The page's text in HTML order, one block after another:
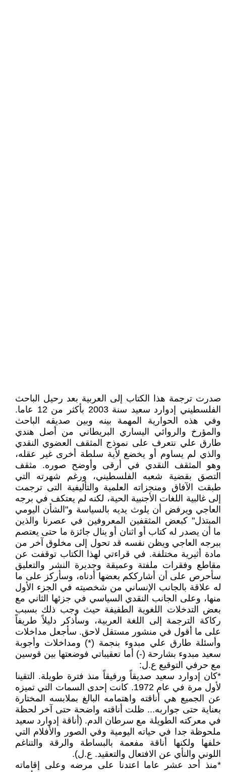
صدرت ترجمة هذا الكتاب إلى العربية بعد رحيل الباحث
الفلسطيني إدوارد سعيد سنة 2003 بأكثر من 12 عاما.
وفي هذه الحوارية المهمة بينه وبين صديقه الباحث
والمؤرخ والروائي اليساري البريطاني من أصل هندي
طارق علي نتعرف على نموذج المثقف العضوي النقدي
والذي لم يساوم أو يخضع لأية سلطة أخرى غير عقله،
وهو المثقف النقدي في أرقى وأوضح صوره. مثقف
التصق بقضية شعبه الفلسطيني، ورغم شهرته التي
طبقت الآفاق ومنجزاته العلمية والتأليفية التى ترجمت
إلى غالبية اللغات الأجنبية الحية، لكنه لم يعتكف في برجه
العاجي ويرفض أن يلوث يديه بالسياسة و"الشأن اليومي
المبتذل" كبعض المثقفين المعروفين في عصرنا والذين
ما أن يصدر له كتاب أو اثنان أو ينال جائزة ما حتى يعتصم
ببرجه العاجي ويظن نفسه قد تحول إلى مخلوق آخر من
مادة أثيرية مختلفة. في قراءتي لهذا الكتاب توقفت عن
مقاطع وفقرات ملفتة وعميقة وجديرة النشر والتعليق
سأحرص على أن أشارككم بعضها أدناه، وسأركز على ما
له علاقة بالجانب الإنساني من شخصيته في الجزء الأول
منها، وعلى الجانب النقدي السياسي في جزئها الثاني مع
بعض التدخلات اللغوية الطفيفة حيث وجب ذلك بسبب
ركاكة الترجمة إلى اللغة العربية، وسأذكر دليلاً طريفاً
على ما أقول في منشور مستقل لاحق. سأجعل مداخلات
وأسئلة طارق علي مبدوء بنجمة (*) ومداخلات وأجوبة
سعيد مبدوء بشارحة (-) أما تعقيباتي فوضعتها بين قوسين
مع حرفي التوقيع ع.ل:
*كان إدوارد سعيد صديقاً ورفيقاً منذ فترة طويلة. التقينا
لأول مرة في عام 1972. كانت إحدى السمات التي تميزه
عن الجميع هي أناقته واهتمامه البالغ بملابسه المختارة
بعناية حتى جواربه... ظلت أناقته واضحة حتى آخر لحظة
في معركته الطويلة مع سرطان الدم. (أناقة إدوارد سعيد
ملحوظة جدا في حياته اليومية وفي الصور والأفلام التي
خلفها ولكنها أناقة مفعمة بالبساطة والرقة والتناغم
اللوني والنأي عن الافتعال والتعقيد. ع.ل).
*منذ أحد عشر عاما اعتدنا على مرضه وعلى إقاماته